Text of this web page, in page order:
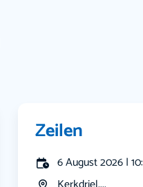
Zeilen
6 August 2026 |